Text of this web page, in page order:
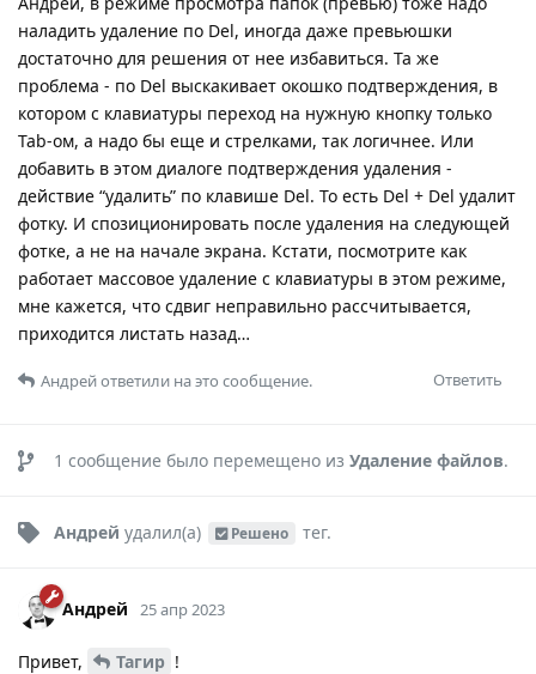
наладить удаление по Del, иногда даже превьюшки
достаточно для решения от нее избавиться. Та же
проблема - по Del выскакивает окошко подтверждения, в
котором с клавиатуры переход на нужную кнопку только
Tab-ом, а надо бы еще и стрелками, так логичнее. Или
добавить в этом диалоге подтверждения удаления -
действие “удалить” по клавише Del. То есть Del + Del удалит
фотку. И спозиционировать после удаления на следующей
фотке, а не на начале экрана. Кстати, посмотрите как
работает массовое удаление с клавиатуры в этом режиме,
мне кажется, что сдвиг неправильно рассчитывается,
приходится листать назад…
Ответить
Андрейответили на это сообщение.
1 сообщение было перемещено из Удаление файлов.
Андрей удалил(а) Решено тег.
Андрей 25 апр 2023
Привет, Тагир !